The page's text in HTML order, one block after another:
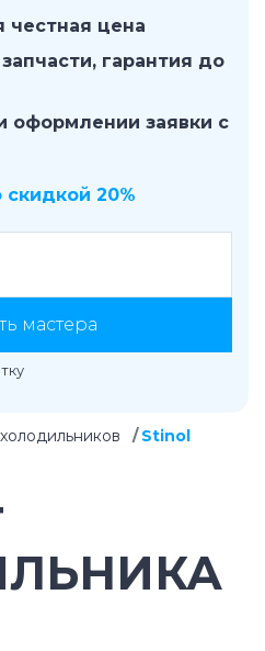
честная цена
гарантия до
оформлении заявки с
скидкой 20%
мастера
Stinol